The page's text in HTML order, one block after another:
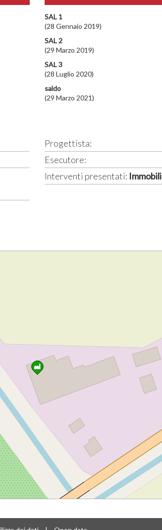
SAL 1
(28 Gennaio 2019)
SAL 2
(29 Marzo 2019)
SAL 3
(28 Luglio 2020)
saldo
(29 Marzo 2021)
Progettista:
Esecutore:
Interventi presentati: Immobili